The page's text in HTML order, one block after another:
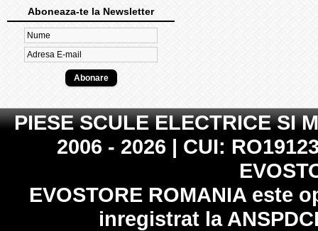
Aboneaza-te la Newsletter
PIESE SCULE ELECTRICE SI
2006 - 2026 | CUI:
EVOSTORE ROMANIAeste
inregistrat la